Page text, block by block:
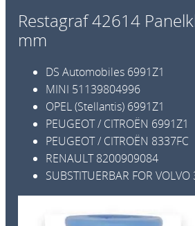
l
k
p
s
Ø
8
2
m
Restagraf 42614
mm
DS Automobiles 6991Z1
MINI 51139804996
OPEL (Stellantis) 6991Z1
PEUGEOT / CITROËN 6991Z1
PEUGEOT / CITROËN 8337FC
RENAULT8200909084
SUBSTITUERBAR FOR VOLVO